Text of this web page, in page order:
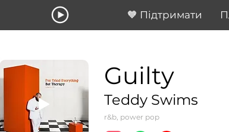
🧡 Підтримати
Guilty
Teddy Swims
r&b, power pop